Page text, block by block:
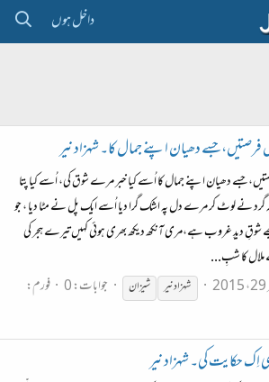
داخل ہوں
دھیان اپنے جمال کا۔ شہزاد نیر
جسے دھیان اپنے جمال کا اُسے کیا خبر مرے شوق کی، اُسے کیا پتا
نے لوٹ کر مرے دل پہ اشک گرا دیا اُسے ایک پل نے مٹا دیا ، جو
شوقِ دیدِ غروب ہے،مری آنکھ دیکھ بھری ہوئی کہیں تیرے ہجر کی
ملال کا شبِ...
شہزادنیر شیزان جوابات: 0
فورم:
حکایت کی۔ شہزاد نیر